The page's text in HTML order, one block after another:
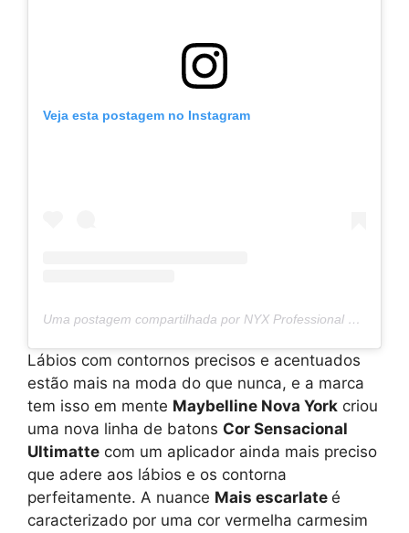
Veja esta postagem no Instagram
Uma postagem compartilhada por NYX Professional Makeup (@nyxcosmetics)
Lábios com contornos precisos e acentuados
estão mais na moda do que nunca, e a marca
tem isso em mente Maybelline Nova York criou
uma nova linha de batons Cor Sensacional
Ultimatte com um aplicador ainda mais preciso
que adere aos lábios e os contorna
perfeitamente. A nuance Mais escarlate é
caracterizado por uma cor vermelha carmesim